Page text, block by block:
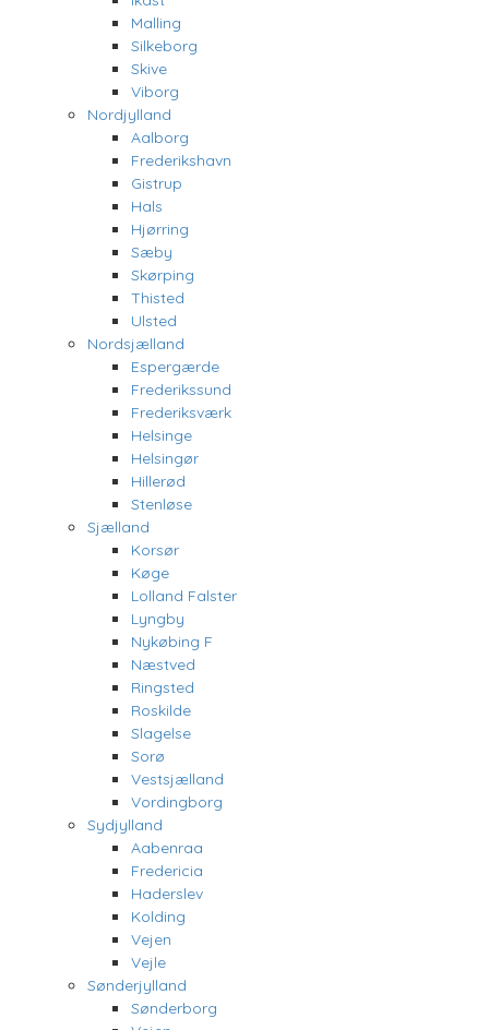
Malling
Silkeborg
Skive
Viborg
Nordjylland
Aalborg
Frederikshavn
Gistrup
Hals
Hjørring
Sæby
Skørping
Thisted
Ulsted
Nordsjælland
Espergærde
Frederikssund
Frederiksværk
Helsinge
Helsingør
Hillerød
Stenløse
Sjælland
Korsør
Køge
Lolland Falster
Lyngby
Nykøbing F
Næstved
Ringsted
Roskilde
Slagelse
Sorø
Vestsjælland
Vordingborg
Sydjylland
Aabenraa
Fredericia
Haderslev
Kolding
Vejen
Vejle
Sønderjylland
Sønderborg